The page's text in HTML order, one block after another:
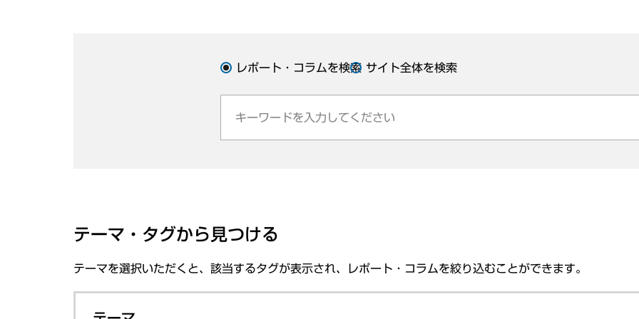
レポート・コラムを検索 サイト全体を検索
テーマ・タグから見つける
テーマを選択いただくと、該当するタグが表示され、レポート・コラムを絞り込むことができます。